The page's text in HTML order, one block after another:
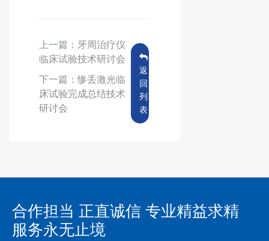
上一篇： 牙周治疗仪
临床试验技术研讨会
下一篇：惨丢激光临
床试验完成总结技术
研讨会
返
回
列
表
合作担当 正直诚信 专业精益求精
服务永无止境